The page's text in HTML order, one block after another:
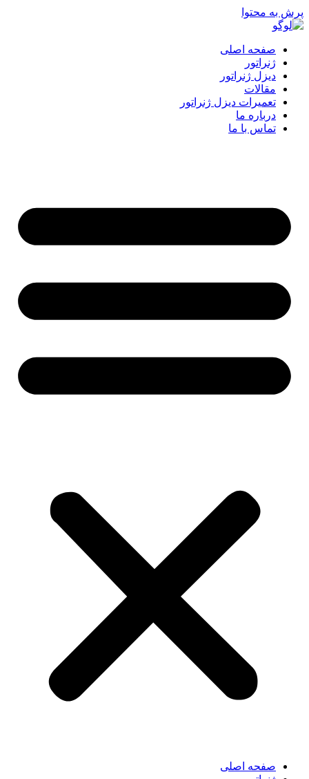
پرش به محتوا
صفحه اصلی
ژنراتور
دیزل ژنراتور
مقالات
تعمیرات دیزل ژنراتور
درباره ما
تماس با ما
صفحه اصلی